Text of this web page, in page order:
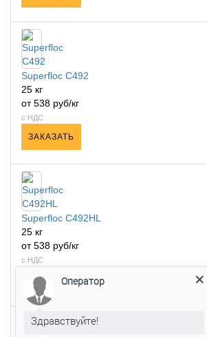
Superfloc C492
25 кг
от 538 руб/кг
с НДС
ЗАКАЗАТЬ
Superfloc C492HL
25 кг
от 538 руб/кг
с НДС
ЗАКАЗАТЬОператор
Здравствуйте!